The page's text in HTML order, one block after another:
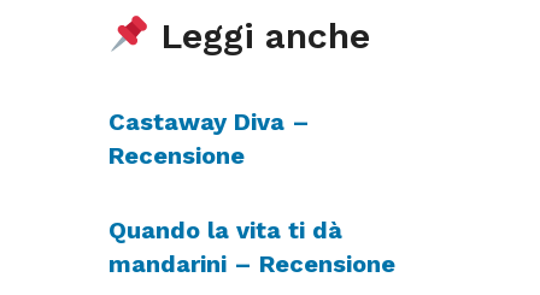
Leggi anche
Castaway Diva –
Recensione
Quando la vita ti dà
mandarini – Recensione